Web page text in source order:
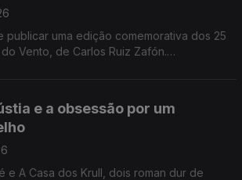
literário, iniciativa da Livraria Lello.
publicar uma edição comemorativa dos 25
Vento, de Carlos Ruiz Zafón.
e a obsessão por um
e A Casa dos Krull, dois roman dur de